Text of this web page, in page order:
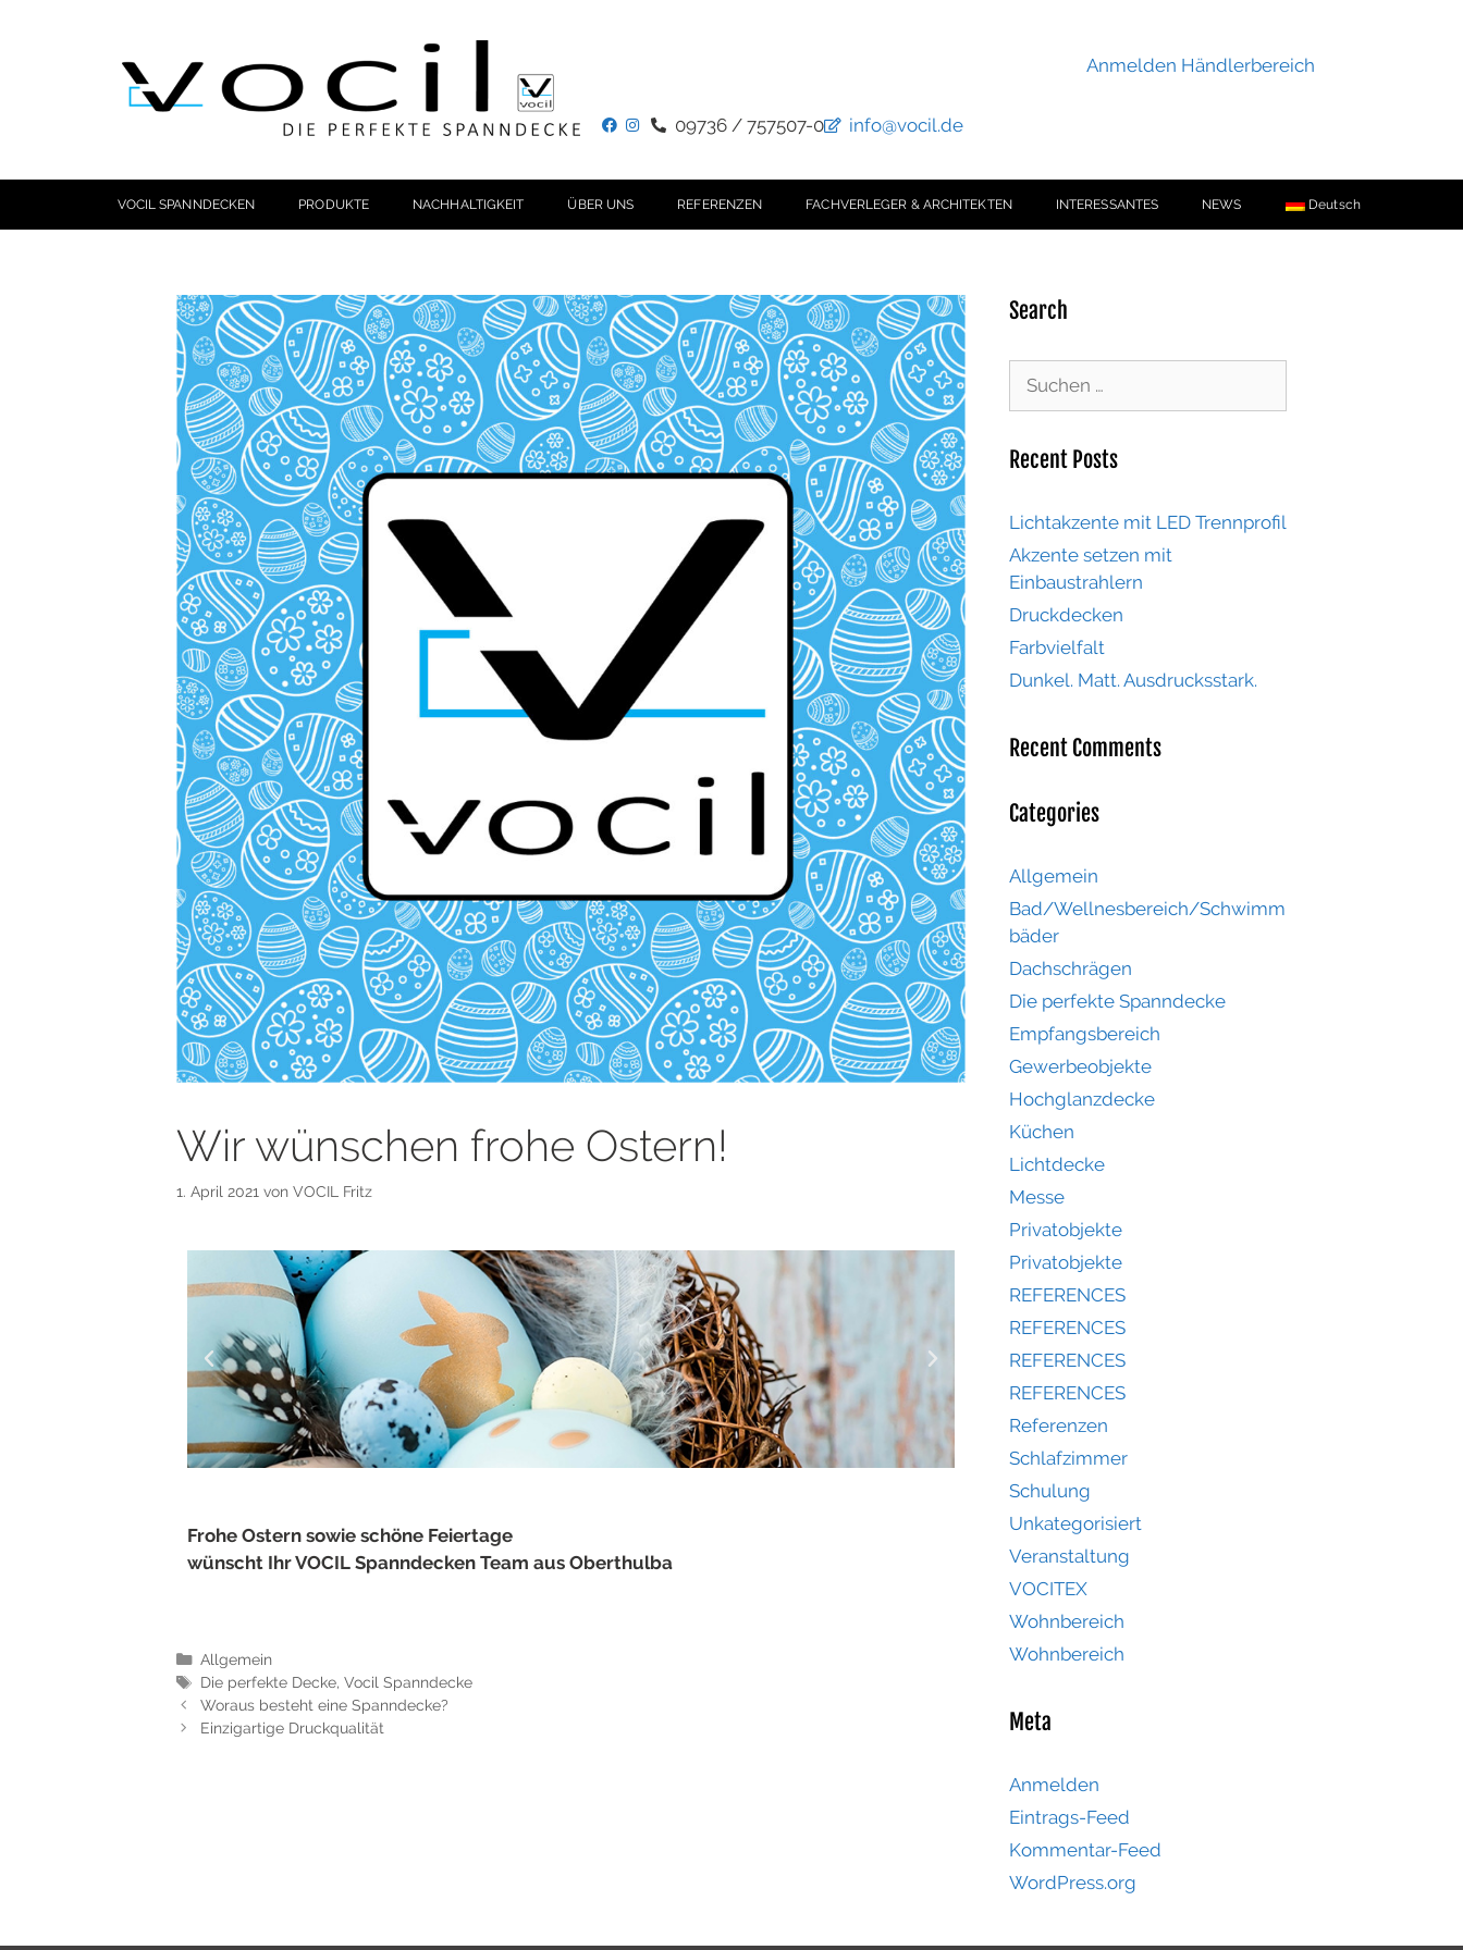
Anmelden Händlerbereich
09736 / 757507-0 info@vocil.de
VOCIL SPANNDECKEN PRODUKTE NACHHALTIGKEIT ÜBER UNS REFERENZEN FACHVERLEGER & ARCHITEKTEN INTERESSANTES NEWS Deutsch
Wir wünschen frohe Ostern!
1. April 2021 von VOCIL Fritz
Frohe Ostern sowie schöne Feiertage
wünscht Ihr VOCIL Spanndecken Team aus Oberthulba
Allgemein
Die perfekte Decke, Vocil Spanndecke
Woraus besteht eine Spanndecke?
Einzigartige Druckqualität
Search
Recent Posts
Lichtakzente mit LED Trennprofil
Akzente setzen mit
Einbaustrahlern
Druckdecken
Farbvielfalt
Dunkel. Matt. Ausdrucksstark.
Recent Comments
Categories
Allgemein
Bad/Wellnesbereich/Schwimm
bäder
Dachschrägen
Die perfekte Spanndecke
Empfangsbereich
Gewerbeobjekte
Hochglanzdecke
Küchen
Lichtdecke
Messe
Privatobjekte
Privatobjekte
REFERENCES
REFERENCES
REFERENCES
REFERENCES
Referenzen
Schlafzimmer
Schulung
Unkategorisiert
Veranstaltung
VOCITEX
Wohnbereich
Wohnbereich
Meta
Anmelden
Eintrags-Feed
Kommentar-Feed
WordPress.org